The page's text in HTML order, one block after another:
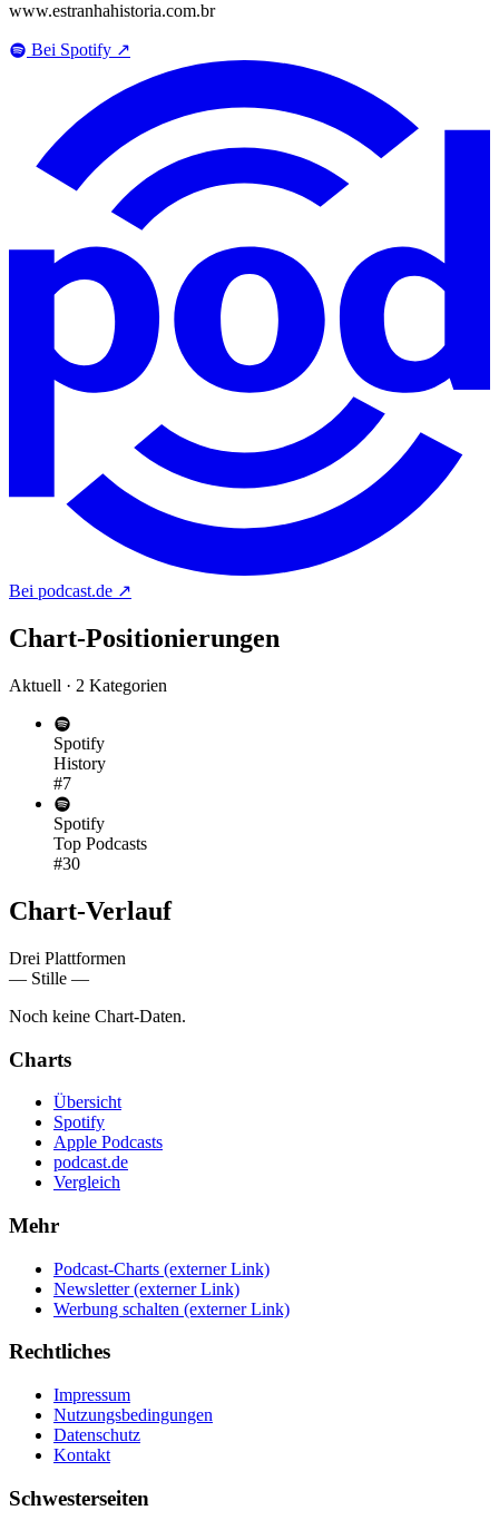
www.estranhahistoria.com.br
Bei Spotify ↗
Bei podcast.de ↗
Chart-Positionierungen
Aktuell · 2 Kategorien
Spotify
History
#7
Spotify
Top Podcasts
#30
Chart-Verlauf
Drei Plattformen
— Stille —
Noch keine Chart-Daten.
Charts
Übersicht
Spotify
Apple Podcasts
podcast.de
Vergleich
Mehr
Podcast-Charts (externer Link)
Newsletter (externer Link)
Werbung schalten (externer Link)
Rechtliches
Impressum
Nutzungsbedingungen
Datenschutz
Kontakt
Schwesterseiten